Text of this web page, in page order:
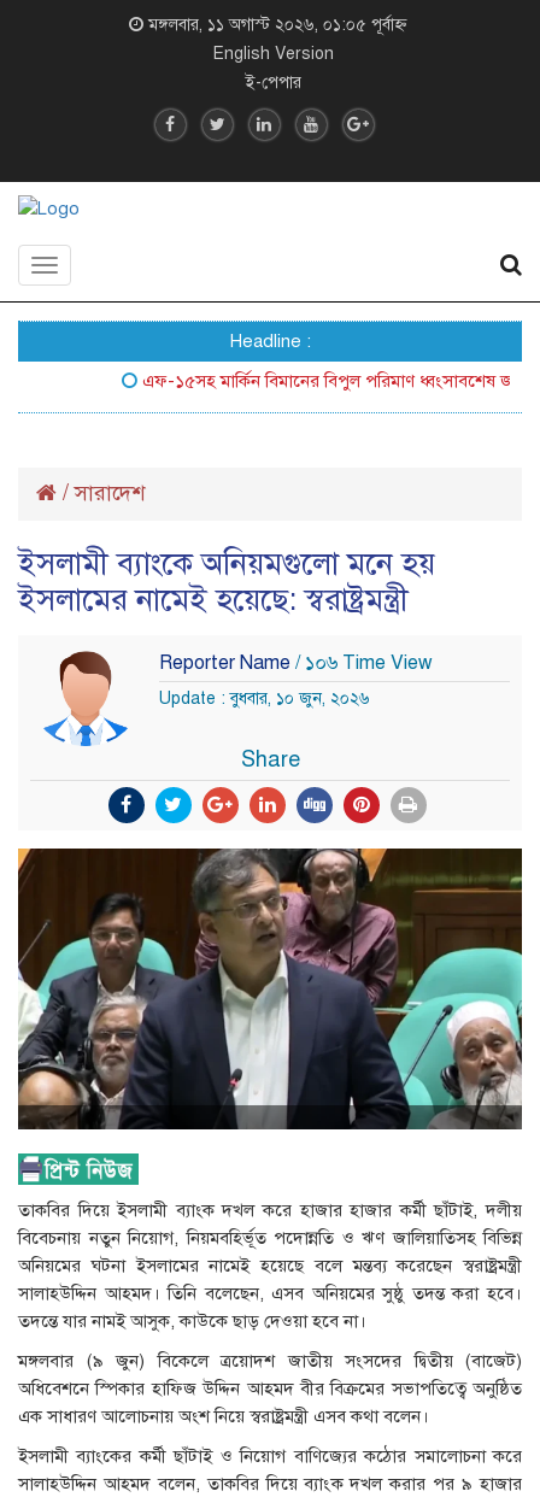
মঙ্গলবার, ১১ অগাস্ট ২০২৬, ০১:০৫ পূর্বাহ্ন
English Version
ই-পেপার
Toggle
Headline :
এফ-১৫সহ মার্কিন বিমানের বিপুল পরিমাণ ধ্বংসাবশেষ জনসম্মুখে
/সারাদেশ
ইসলামী ব্যাংকে অনিয়মগুলো মনে হয়
ইসলামের নামেই হয়েছে: স্বরাষ্ট্রমন্ত্রী
Reporter Name / ১০৬ Time View
Update : বুধবার, ১০ জুন, ২০২৬
Share
তাকবির দিয়ে ইসলামী ব্যাংক দখল করে হাজার হাজার কর্মী ছাঁটাই, দলীয়
বিবেচনায় নতুন নিয়োগ, নিয়মবহির্ভূত পদোন্নতি ও ঋণ জালিয়াতিসহ বিভিন্ন
অনিয়মের ঘটনা ইসলামের নামেই হয়েছে বলে মন্তব্য করেছেন স্বরাষ্ট্রমন্ত্রী
সালাহউদ্দিন আহমদ। তিনি বলেছেন, এসব অনিয়মের সুষ্ঠু তদন্ত করা হবে।
তদন্তে যার নামই আসুক, কাউকে ছাড় দেওয়া হবে না।
মঙ্গলবার (৯ জুন) বিকেলে ত্রয়োদশ জাতীয় সংসদের দ্বিতীয় (বাজেট)
অধিবেশনে স্পিকার হাফিজ উদ্দিন আহমদ বীর বিক্রমের সভাপতিত্বে অনুষ্ঠিত
এক সাধারণ আলোচনায় অংশ নিয়ে স্বরাষ্ট্রমন্ত্রী এসব কথা বলেন।
ইসলামী ব্যাংকের কর্মী ছাঁটাই ও নিয়োগ বাণিজ্যের কঠোর সমালোচনা করে
সালাহউদ্দিন আহমদ বলেন, তাকবির দিয়ে ব্যাংক দখল করার পর ৯ হাজার